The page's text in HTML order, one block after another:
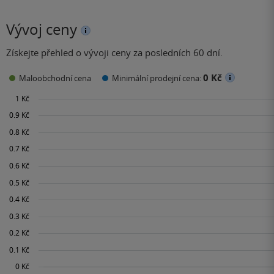
Vývoj ceny
Získejte přehled o vývoji ceny za posledních 60 dní.
Maloobchodní cena Minimální prodejní cena:0 Kč